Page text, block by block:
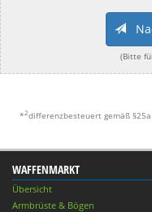
(Bitte
*2differenzbesteuert gemäß
WAFFENMARKT
Übersicht
Armbrüste & Bögen